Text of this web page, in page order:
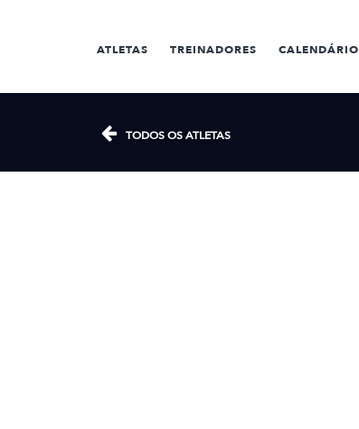
ATLETAS TREINADORES CALENDÁRIO
TODOS OS ATLETAS